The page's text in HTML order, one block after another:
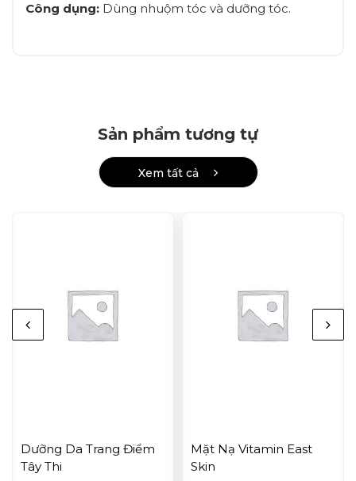
Công dụng: Dùng nhuộm tóc và dưỡng tóc.
Sản phẩm tương tự
Xem tất cả
Dưỡng Da Trang Điểm
Tây Thi
Mặt Nạ Vitamin East
Skin